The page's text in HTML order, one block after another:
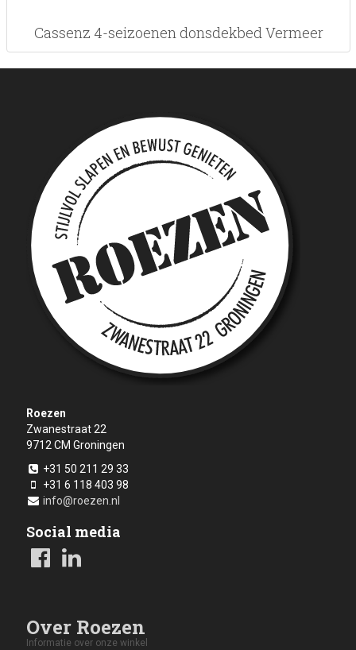
Cassenz 4-seizoenen donsdekbed Vermeer
Roezen
Zwanestraat 22
9712 CM Groningen
+31 50 211 29 33
+31 6 118 403 98
info@roezen.nl
Social media
Over Roezen
Informatie over onze winkel